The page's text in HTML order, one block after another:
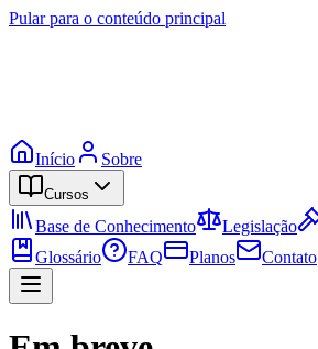
Pular para o conteúdo principal
Início Sobre
Cursos
Base de Conhecimento Legislação
Glossário
FAQ Planos Contato